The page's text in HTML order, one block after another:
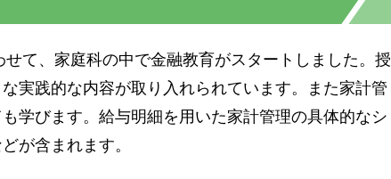
て、家庭科の中で金融教育がスタートしました。授
実践的な内容が取り入れられています。また家計管
学びます。給与明細を用いた家計管理の具体的なシ
が含まれます。